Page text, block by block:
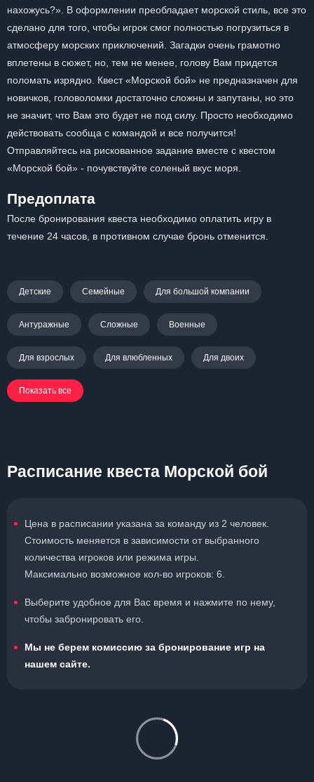
нахожусь?». В оформлении преобладает морской стиль, все это
сделано для того, чтобы игрок смог полностью погрузиться в
атмосферу морских приключений. Загадки очень грамотно
вплетены в сюжет, но, тем не менее, голову Вам придется
поломать изрядно. Квест «Морской бой» не предназначен для
новичков, головоломки достаточно сложны и запутаны, но это
не значит, что Вам это будет не под силу. Просто необходимо
действовать сообща с командой и все получится!
Отправляйтесь на рискованное задание вместе с квестом
«Морской бой» - почувствуйте соленый вкус моря.
Предоплата
После бронирования квеста необходимо оплатить игру в
течение 24 часов, в противном случае бронь отменится.
Детские Семейные Для большой компании
Антуражные Сложные Военные
Для взрослых Для влюбленных Для двоих
Показать все
Расписание квеста Морской бой
Цена в расписании указана за команду из 2 человек.
Стоимость меняется в зависимости от выбранного
количества игроков или режима игры.
Максимально возможное кол-во игроков: 6.
Выберите удобное для Вас время и нажмите по нему,
чтобы забронировать его.
Мы не берем комиссию за бронирование игр на
нашем сайте.